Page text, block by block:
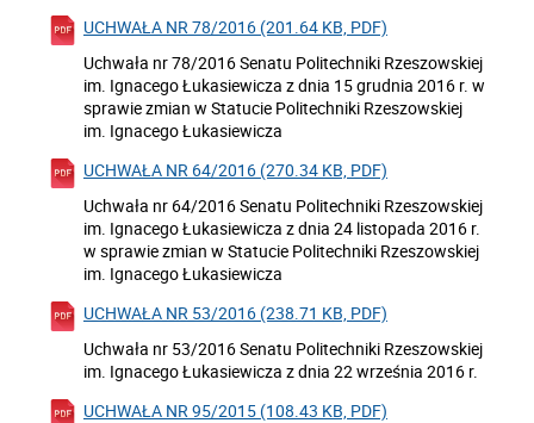
UCHWAŁA NR 78/2016 (201.64 KB, PDF)
Uchwała nr 78/2016 Senatu Politechniki Rzeszowskiej
im. Ignacego Łukasiewicza z dnia 15 grudnia 2016 r. w
sprawie zmian w Statucie Politechniki Rzeszowskiej
im. Ignacego Łukasiewicza
UCHWAŁA NR 64/2016 (270.34 KB, PDF)
Uchwała nr 64/2016 Senatu Politechniki Rzeszowskiej
im. Ignacego Łukasiewicza z dnia 24 listopada 2016 r.
w sprawie zmian w Statucie Politechniki Rzeszowskiej
im. Ignacego Łukasiewicza
UCHWAŁA NR 53/2016 (238.71 KB, PDF)
Uchwała nr 53/2016 Senatu Politechniki Rzeszowskiej
im. Ignacego Łukasiewicza z dnia 22 września 2016 r.
UCHWAŁA NR 95/2015 (108.43 KB, PDF)